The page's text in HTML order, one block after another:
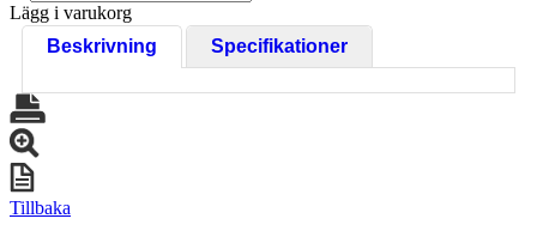
Lägg i varukorg
Beskrivning
Specifikationer
Tillbaka